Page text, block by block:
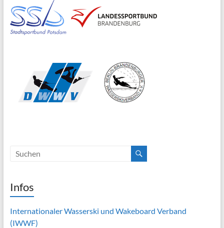
Infos
Internationaler Wasserski und Wakeboard Verband
(IWWF)